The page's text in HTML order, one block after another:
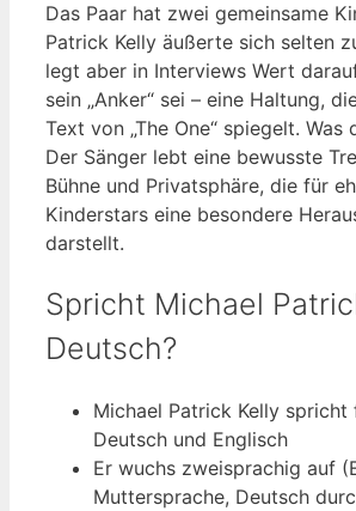
Das Paar hat zwei gemeinsame
Patrick Kelly äußerte sich selten
legt aber in Interviews Wert
sein „Anker“ sei – eine Haltung,
Text von „The One“ spiegelt. Was
Der Sänger lebt eine bewusste
Bühne und Privatsphäre, die für
Kinderstars eine besondere
darstellt.
Spricht Michael
Deutsch?
Michael Patrick Kelly spricht
Deutsch und Englisch
Er wuchs zweisprachig auf
Muttersprache, Deutsch